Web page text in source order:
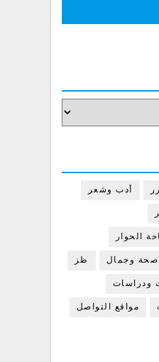
أدب وشعر
الحوار
صحة وجمال ظز
ودراسات
مواقع التواصل